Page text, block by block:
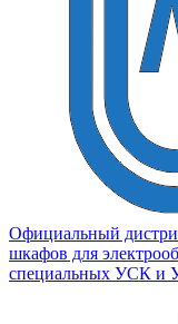
Официальный
шкафов для
специальных УСК и